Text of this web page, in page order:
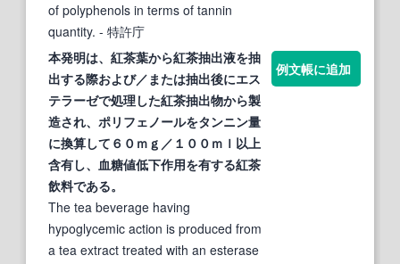
of polyphenols in terms of tannin
quantity. - 特許庁
本発明は、 紅茶葉から紅茶抽出液を抽
出する際および／または抽出後にエス
テラーゼで処理した紅茶抽出物から製
造され、ポリフェノールをタンニン量
に換算して６０ｍｇ／１００ｍｌ以上
含有し、血糖値低下作用を有する紅茶
飲料である。
The tea beverage having
hypoglycemic action is produced from
a tea extract treated with an esterase
例文帳に追加